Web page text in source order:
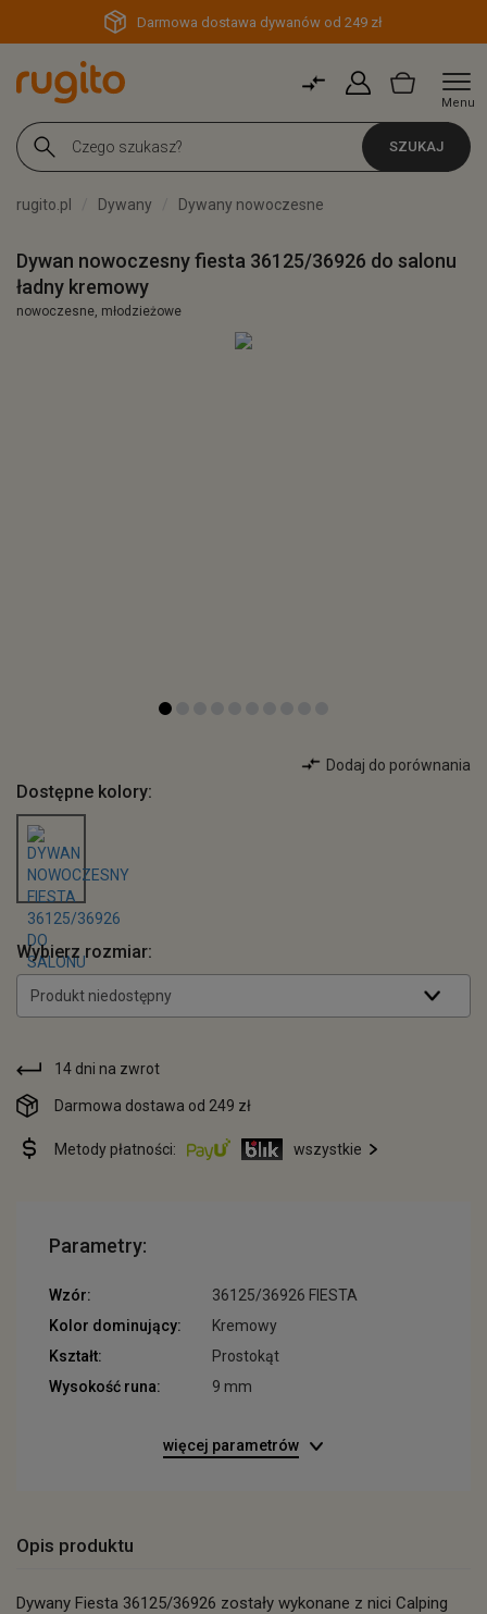
Darmowa dostawa dywanów od 249 zł
Menu
SZUKAJ
rugito.pl Dywany Dywany nowoczesne
Dywan nowoczesny fiesta 36125/36926 do salonu
ładny kremowy
nowoczesne, młodzieżowe
Dodaj do porównania
Dostępne kolory:
Wybierz rozmiar:
Produkt niedostępny
14 dni na zwrot
Darmowa dostawa od 249 zł
Metody płatności: wszystkie
Parametry:
Wzór:
36125/36926 FIESTA
Kolor dominujący:
Kremowy
Kształt:
Prostokąt
Wysokość runa:
9 mm
więcej parametrów
Opis produktu
Dywany Fiesta 36125/36926 zostały wykonane z nici Calping